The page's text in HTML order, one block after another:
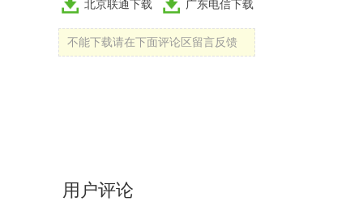
北京联通下载
广东电信下载
不能下载请在下面评论区留言反馈
用户评论